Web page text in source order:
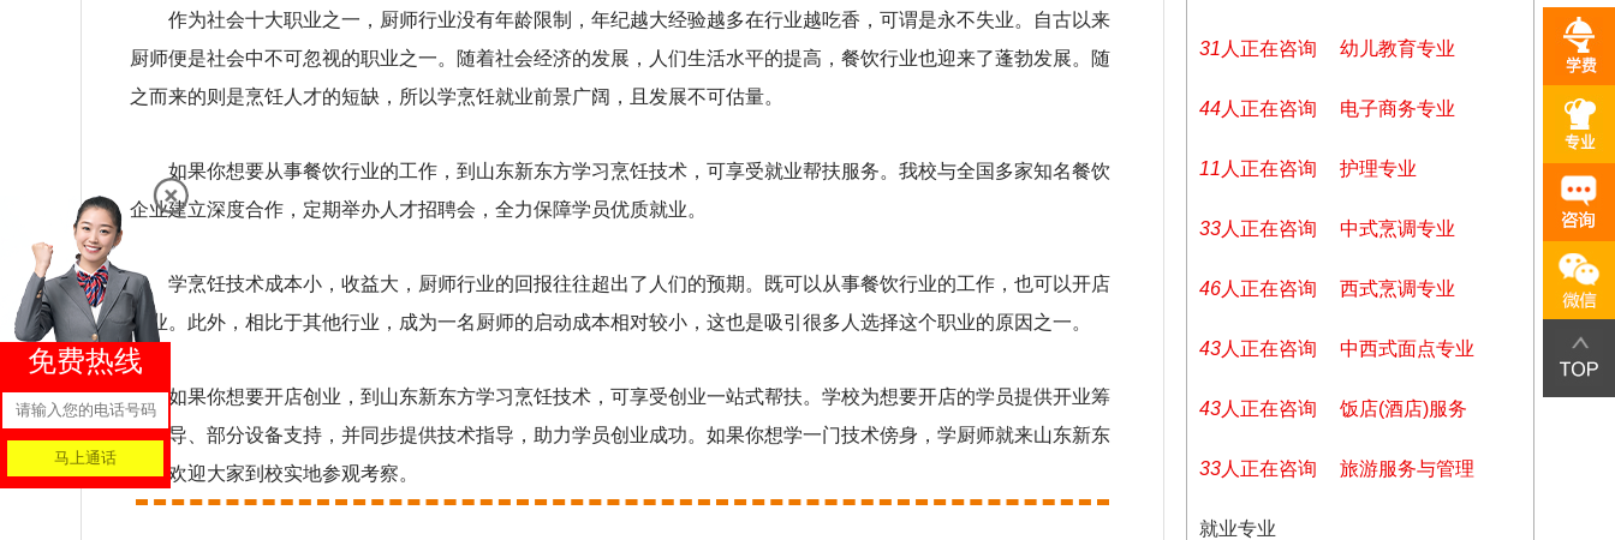
作为社会十大职业之一，厨师行业没有年龄限制，年纪越大经验越多在行业越吃香，可谓是永不失业。自古以来
厨师便是社会中不可忽视的职业之一。随着社会经济的发展，人们生活水平的提高，餐饮行业也迎来了蓬勃发展。随
之而来的则是烹饪人才的短缺，所以学烹饪就业前景广阔，且发展不可估量。
如果你想要从事餐饮行业的工作，到山东新东方学习烹饪技术，可享受就业帮扶服务。我校与全国多家知名餐饮
企业建立深度合作，定期举办人才招聘会，全力保障学员优质就业。
学烹饪技术成本小，收益大，厨师行业的回报往往超出了人们的预期。既可以从事餐饮行业的工作，也可以开店
创业。此外，相比于其他行业，成为一名厨师的启动成本相对较小，这也是吸引很多人选择这个职业的原因之一。
如果你想要开店创业，到山东新东方学习烹饪技术，可享受创业一站式帮扶。学校为想要开店的学员提供开业筹
备指导、部分设备支持，并同步提供技术指导，助力学员创业成功。如果你想学一门技术傍身，学厨师就来山东新东
方，欢迎大家到校实地参观考察。
31 人正在咨询 幼儿教育专业
44人正在咨询 电子商务专业
11 人正在咨询 护理专业
33人正在咨询 中式烹调专业
46人正在咨询 西式烹调专业
43人正在咨询 中西式面点专业
43人正在咨询 饭店(酒店)服务
33人正在咨询 旅游服务与管理
就业专业
免费热线